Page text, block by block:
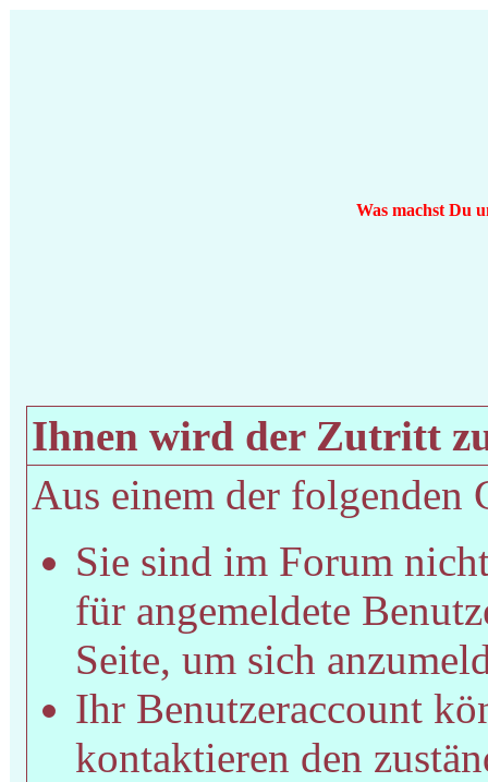
Was machst Du
Ihnen wird der Zutritt
Aus einem der folgenden
Sie sind im Forum
für angemeldete
Seite, um sich
Ihr Benutzeraccount
kontaktieren den